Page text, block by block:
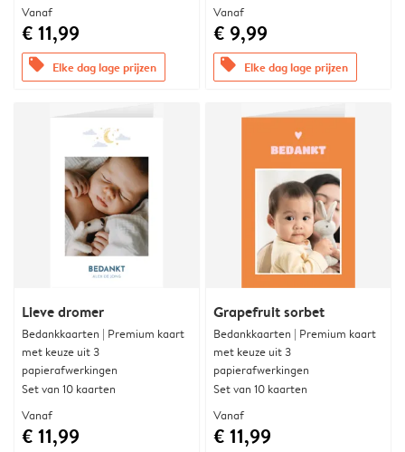
Vanaf
€ 11,99
offers Elke dag lage prijzen
Vanaf
€ 9,99
offers Elke dag lage prijzen
Lieve dromer
Bedankkaarten | Premium kaart
met keuze uit 3
papierafwerkingen
Set van 10 kaarten
Vanaf
€ 11,99
Grapefruit sorbet
Bedankkaarten | Premium kaart
met keuze uit 3
papierafwerkingen
Set van 10 kaarten
Vanaf
€ 11,99